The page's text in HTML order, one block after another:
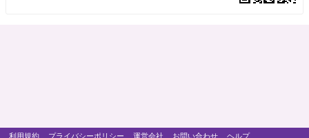
利用規約 プライバシーポリシー 運営会社 お問い合わせ ヘルプ